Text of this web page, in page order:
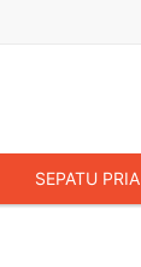
SEPATU PRIA